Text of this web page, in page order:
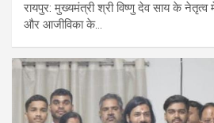
रायपुर: मुख्यमंत्री श्री विष्णु देव साय के नेतृत्व
और आजीविका के…